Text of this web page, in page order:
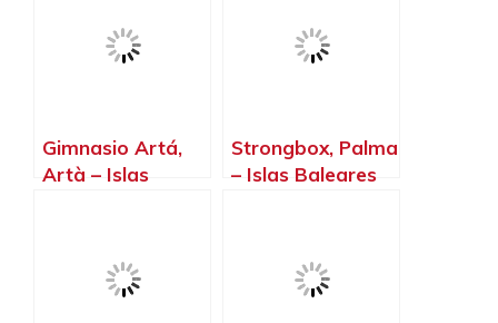
Gimnasio Artá,
Artà – Islas
Strongbox, Palma
– Islas Baleares